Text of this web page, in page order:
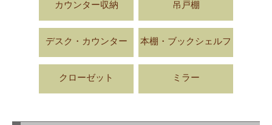
カウンター収納 吊戸棚
デスク・カウンター 本棚・ブックシェルフ
クローゼット ミラー